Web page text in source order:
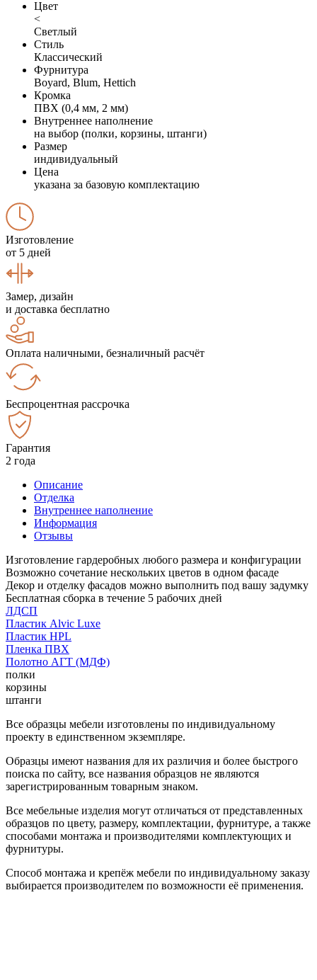
Цвет
<
Светлый
Стиль
Классический
Фурнитура
Boyard, Blum, Hettich
Кромка
ПВХ (0,4 мм, 2 мм)
Внутреннее наполнение
на выбор (полки, корзины, штанги)
Размер
индивидуальный
Цена
указана за базовую комплектацию
Изготовление
от 5 дней
Замер, дизайн
и доставка бесплатно
Оплата наличными, безналичный расчёт
Беспроцентная рассрочка
Гарантия
2 года
Описание
Отделка
Внутреннее наполнение
Информация
Отзывы
Изготовление гардеробных любого размера и конфигурации
Возможно сочетание нескольких цветов в одном фасаде
Декор и отделку фасадов можно выполнить под вашу задумку
Бесплатная сборка в течение 5 рабочих дней
ЛДСП
Пластик Alvic Luxe
Пластик HPL
Пленка ПВХ
Полотно АГТ (МДФ)
полки
корзины
штанги
Все образцы мебели изготовлены по индивидуальному
проекту в единственном экземпляре.
Образцы имеют названия для их различия и более быстрого
поиска по сайту, все названия образцов не являются
зарегистрированным товарным знаком.
Все мебельные изделия могут отличаться от представленных
образцов по цвету, размеру, комплектации, фурнитуре, а также
способами монтажа и производителями комплектующих и
фурнитуры.
Способ монтажа и крепёж мебели по индивидуальному заказу
выбирается производителем по возможности её применения.